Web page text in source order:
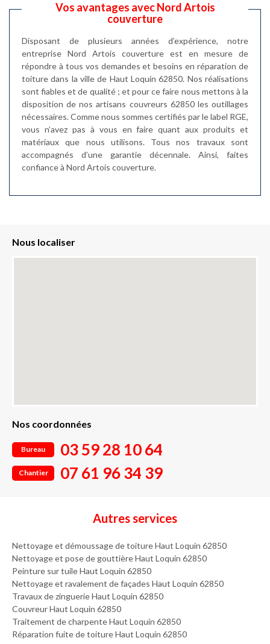
Vos avantages avec Nord Artois
couverture
Disposant de plusieurs années d’expérience, notre
entreprise Nord Artois couverture est en mesure de
répondre à tous vos demandes et besoins en réparation de
toiture dans la ville de Haut Loquin 62850. Nos réalisations
sont fiables et de qualité ; et pour ce faire nous mettons à la
disposition de nos artisans couvreurs 62850 les outillages
nécessaires. Comme nous sommes certifiés par le label RGE,
vous n’avez pas à vous en faire quant aux produits et
matériaux que nous utilisons. Tous nos travaux sont
accompagnés d’une garantie décennale. Ainsi, faites
confiance à Nord Artois couverture.
Nous localiser
Nos coordonnées
Bureau 03 59 28 10 64
Chantier 07 61 96 34 39
Autres services
Nettoyage et démoussage de toiture Haut Loquin 62850
Nettoyage et pose de gouttière Haut Loquin 62850
Peinture sur tuile Haut Loquin 62850
Nettoyage et ravalement de façades Haut Loquin 62850
Travaux de zinguerie Haut Loquin 62850
Couvreur Haut Loquin 62850
Traitement de charpente Haut Loquin 62850
Réparation fuite de toiture Haut Loquin 62850